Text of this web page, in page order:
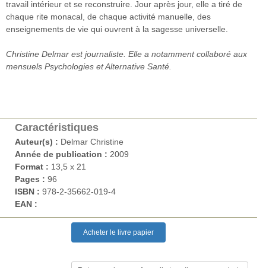
travail intérieur et se reconstruire. Jour après jour, elle a tiré de
chaque rite monacal, de chaque activité manuelle, des
enseignements de vie qui ouvrent à la sagesse universelle.
Christine Delmar est journaliste. Elle a notamment collaboré aux
mensuels Psychologies et Alternative Santé.
Caractéristiques
Auteur(s) : Delmar Christine
Année de publication : 2009
Format : 13,5 x 21
Pages : 96
ISBN : 978-2-35662-019-4
EAN :